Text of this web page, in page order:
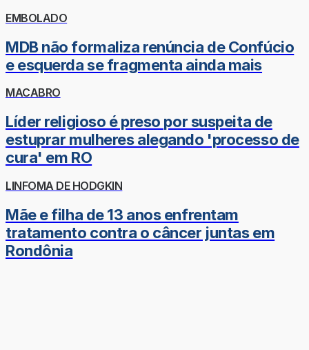
EMBOLADO
MDB não formaliza renúncia de Confúcio
e esquerda se fragmenta ainda mais
MACABRO
Líder religioso é preso por suspeita de
estuprar mulheres alegando 'processo de
cura' em RO
LINFOMA DE HODGKIN
Mãe e filha de 13 anos enfrentam
tratamento contra o câncer juntas em
Rondônia